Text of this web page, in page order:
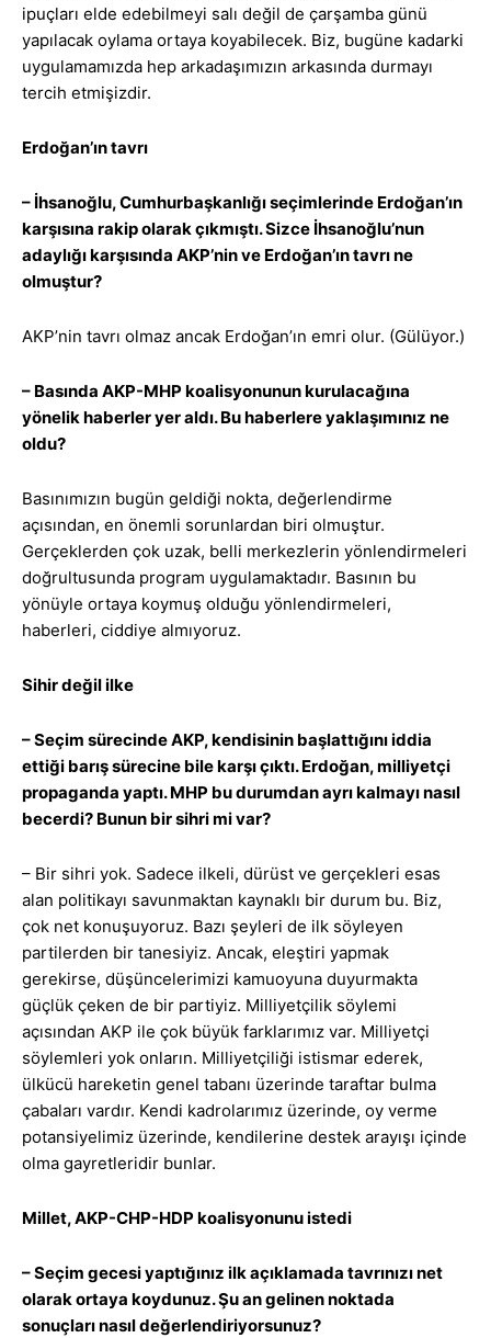
ipuçları elde edebilmeyi salı değil de çarşamba günü
yapılacak oylama ortaya koyabilecek. Biz, bugüne kadarki
uygulamamızda hep arkadaşımızın arkasında durmayı
tercih etmişizdir.
Erdoğan’ın tavrı
– İhsanoğlu, Cumhurbaşkanlığı seçimlerinde Erdoğan’ın
karşısına rakip olarak çıkmıştı. Sizce İhsanoğlu’nun
adaylığı karşısında AKP’nin ve Erdoğan’ın tavrı ne
olmuştur?
AKP’nin tavrı olmaz ancak Erdoğan’ın emri olur. (Gülüyor.)
– Basında AKP-MHP koalisyonunun kurulacağına
yönelik haberler yer aldı. Bu haberlere yaklaşımınız ne
oldu?
Basınımızın bugün geldiği nokta, değerlendirme
açısından, en önemli sorunlardan biri olmuştur.
Gerçeklerden çok uzak, belli merkezlerin yönlendirmeleri
doğrultusunda program uygulamaktadır. Basının bu
yönüyle ortaya koymuş olduğu yönlendirmeleri,
haberleri, ciddiye almıyoruz.
Sihir değil ilke
– Seçim sürecinde AKP, kendisinin başlattığını iddia
ettiği barış sürecine bile karşı çıktı. Erdoğan, milliyetçi
propaganda yaptı. MHP bu durumdan ayrı kalmayı nasıl
becerdi? Bunun bir sihri mi var?
– Bir sihri yok. Sadece ilkeli, dürüst ve gerçekleri esas
alan politikayı savunmaktan kaynaklı bir durum bu. Biz,
çok net konuşuyoruz. Bazı şeyleri de ilk söyleyen
partilerden bir tanesiyiz. Ancak, eleştiri yapmak
gerekirse, düşüncelerimizi kamuoyuna duyurmakta
güçlük çeken de bir partiyiz. Milliyetçilik söylemi
açısından AKP ile çok büyük farklarımız var. Milliyetçi
söylemleri yok onların. Milliyetçiliği istismar ederek,
ülkücü hareketin genel tabanı üzerinde taraftar bulma
çabaları vardır. Kendi kadrolarımız üzerinde, oy verme
potansiyelimiz üzerinde, kendilerine destek arayışı içinde
olma gayretleridir bunlar.
Millet, AKP-CHP-HDP koalisyonunu istedi
– Seçim gecesi yaptığınız ilk açıklamada tavrınızı net
olarak ortaya koydunuz. Şu an gelinen noktada
sonuçları nasıl değerlendiriyorsunuz?